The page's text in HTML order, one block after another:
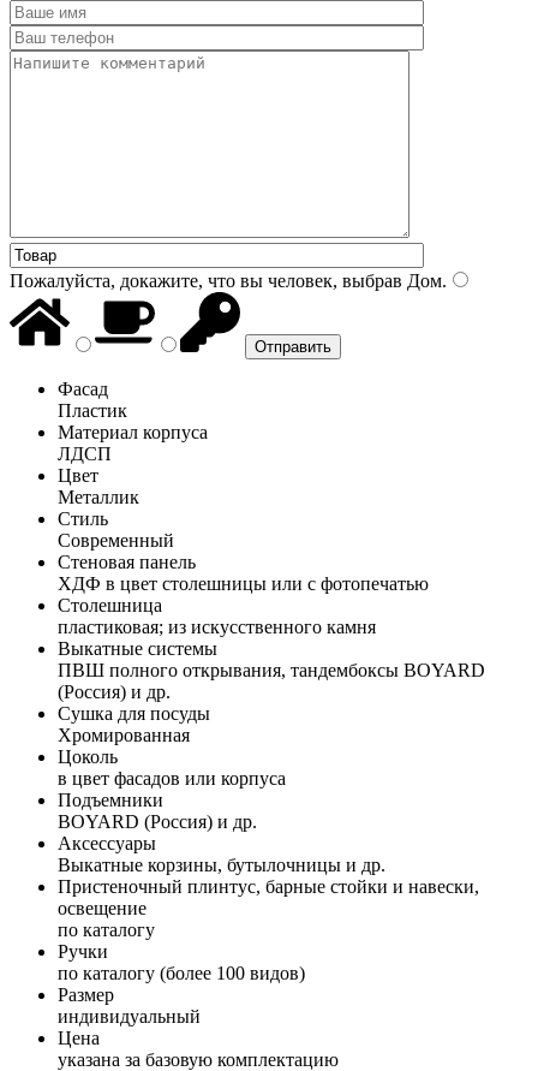
Пожалуйста, докажите, что вы человек, выбрав Дом.
Фасад
Пластик
Материал корпуса
ЛДСП
Цвет
Металлик
Стиль
Современный
Стеновая панель
ХДФ в цвет столешницы или с фотопечатью
Столешница
пластиковая; из искусственного камня
Выкатные системы
ПВШ полного открывания, тандембоксы BOYARD
(Россия) и др.
Сушка для посуды
Хромированная
Цоколь
в цвет фасадов или корпуса
Подъемники
BOYARD (Россия) и др.
Аксессуары
Выкатные корзины, бутылочницы и др.
Пристеночный плинтус, барные стойки и навески,
освещение
по каталогу
Ручки
по каталогу (более 100 видов)
Размер
индивидуальный
Цена
указана за базовую комплектацию